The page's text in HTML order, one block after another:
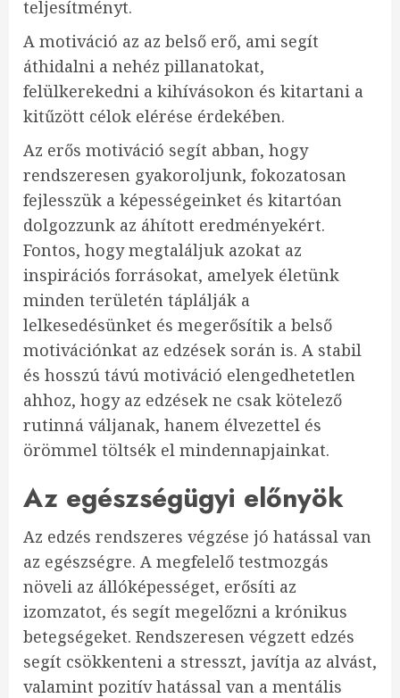
teljesítményt.
A motiváció az az belső erő, ami segít
áthidalni a nehéz pillanatokat,
felülkerekedni a kihívásokon és kitartani a
kitűzött célok elérése érdekében.
Az erős motiváció segít abban, hogy
rendszeresen gyakoroljunk, fokozatosan
fejlesszük a képességeinket és kitartóan
dolgozzunk az áhított eredményekért.
Fontos, hogy megtaláljuk azokat az
inspirációs forrásokat, amelyek életünk
minden területén táplálják a
lelkesedésünket és megerősítik a belső
motivációnkat az edzések során is. A stabil
és hosszú távú motiváció elengedhetetlen
ahhoz, hogy az edzések ne csak kötelező
rutinná váljanak, hanem élvezettel és
örömmel töltsék el mindennapjainkat.
Az egészségügyi előnyök
Az edzés rendszeres végzése jó hatással van
az egészségre. A megfelelő testmozgás
növeli az állóképességet, erősíti az
izomzatot, és segít megelőzni a krónikus
betegségeket. Rendszeresen végzett edzés
segít csökkenteni a stresszt, javítja az alvást,
valamint pozitív hatással van a mentális